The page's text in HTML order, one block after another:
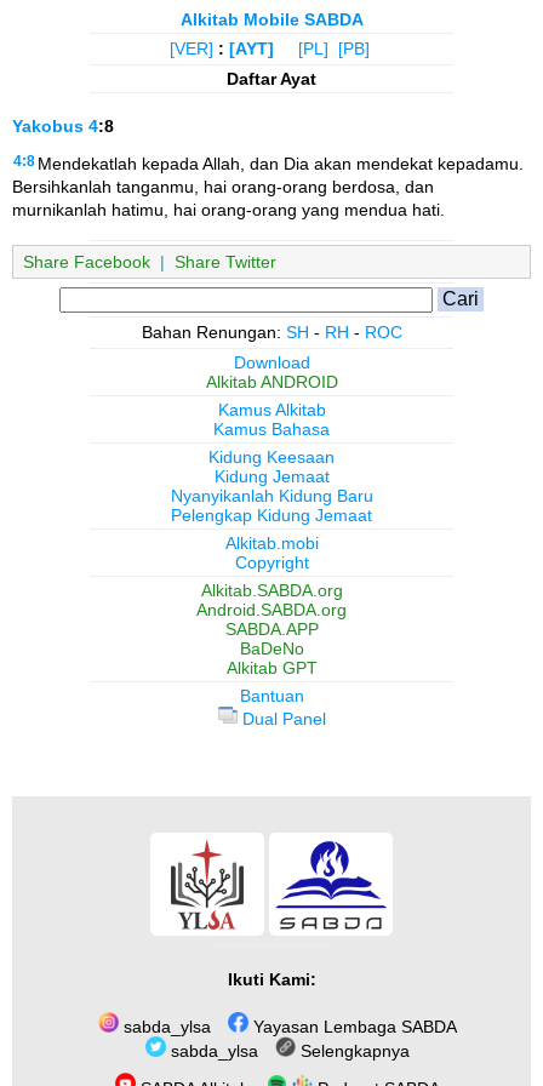
Alkitab Mobile SABDA
[VER] : [AYT] [PL]
[PB]
Daftar Ayat
Yakobus 4:8
4:8 Mendekatlah kepada Allah, dan Dia akan mendekat kepadamu.
Bersihkanlah tanganmu, hai orang-orang berdosa, dan
murnikanlah hatimu, hai orang-orang yang mendua hati.
Share Facebook | Share Twitter
Bahan Renungan: SH - RH - ROC
Download
Alkitab ANDROID
Kamus Alkitab
Kamus Bahasa
Kidung Keesaan
Kidung Jemaat
Nyanyikanlah Kidung Baru
Pelengkap Kidung Jemaat
Alkitab.mobi
Copyright
Alkitab.SABDA.org
Android.SABDA.org
SABDA.APP
BaDeNo
Alkitab GPT
Bantuan
Dual Panel
Ikuti Kami:
sabda_ylsa
Yayasan Lembaga SABDA
sabda_ylsa
Selengkapnya